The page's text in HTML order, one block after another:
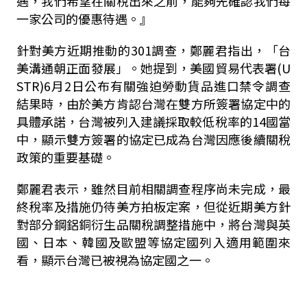
一家公司的優惠待遇。 』
針對美方近期推動的301調查，鄭麗君指出，「台
美溝通朝正面發展」。她提到，美國貿易代表署(U
STR)6月2日公布有關強迫勞動貨品進口禁令調查
結果時，由於美方肯認台灣在雙方所簽署協定中的
具體承諾，台灣被列入建議採取較低稅率的14國當
中，顯示雙方簽署的協定已成為台灣因應後續關稅
政策的重要基礎。
鄭麗君表示，雖然目前相關調查程序尚未完成，最
終稅率及措施仍待美方拍板定案，但從近期美方針
對部分鋼鋁銅衍生品關稅調整措施中，將台灣與英
國、日本、韓國及歐盟等協定國列入適用範圍來
看，顯示台灣已被視為協定國之一。